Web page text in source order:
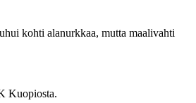
kohti alanurkkaa, mutta maalivahti
Kuopiosta.